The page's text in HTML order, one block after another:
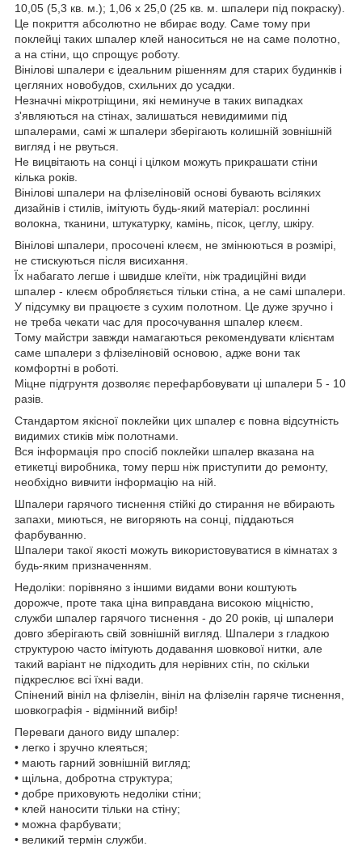
10,05 (5,3 кв. м.); 1,06 х 25,0 (25 кв. м. шпалери під покраску).
Це покриття абсолютно не вбирає воду. Саме тому при
поклейці таких шпалер клей наноситься не на саме полотно,
а на стіни, що спрощує роботу.
Вінілові шпалери є ідеальним рішенням для старих будинків і
цегляних новобудов, схильних до усадки.
Незначні мікротріщини, які неминуче в таких випадках
з'являються на стінах, залишаться невидимими під
шпалерами, самі ж шпалери зберігають колишній зовнішній
вигляд і не рвуться.
Не вицвітають на сонці і цілком можуть прикрашати стіни
кілька років.
Вінілові шпалери на флізеліновій основі бувають всіляких
дизайнів і стилів, імітують будь-який матеріал: рослинні
волокна, тканини, штукатурку, камінь, пісок, цеглу, шкіру.
Вінілові шпалери, просочені клеєм, не змінюються в розмірі,
не стискуються після висихання.
Їх набагато легше і швидше клеїти, ніж традиційні види
шпалер - клеєм обробляється тільки стіна, а не самі шпалери.
У підсумку ви працюєте з сухим полотном. Це дуже зручно і
не треба чекати час для просочування шпалер клеєм.
Тому майстри завжди намагаються рекомендувати клієнтам
саме шпалери з флізеліновій основою, адже вони так
комфортні в роботі.
Міцне підгрунтя дозволяє перефарбовувати ці шпалери 5 - 10
разів.
Стандартом якісної поклейки цих шпалер є повна відсутність
видимих стиків між полотнами.
Вся інформація про спосіб поклейки шпалер вказана на
етикетці виробника, тому перш ніж приступити до ремонту,
необхідно вивчити інформацію на ній.
Шпалери гарячого тиснення стійкі до стирання не вбирають
запахи, миються, не вигоряють на сонці, піддаються
фарбуванню.
Шпалери такої якості можуть використовуватися в кімнатах з
будь-яким призначенням.
Недоліки: порівняно з іншими видами вони коштують
дорожче, проте така ціна виправдана високою міцністю,
служби шпалер гарячого тиснення - до 20 років, ці шпалери
довго зберігають свій зовнішній вигляд. Шпалери з гладкою
структурою часто імітують додавання шовкової нитки, але
такий варіант не підходить для нерівних стін, по скільки
підкреслює всі їхні вади.
Спінений вініл на флізелін, вініл на флізелін гаряче тиснення,
шовкографія - відмінний вибір!
Переваги даного виду шпалер:
• легко і зручно клеяться;
• мають гарний зовнішній вигляд;
• щільна, добротна структура;
• добре приховують недоліки стіни;
• клей наносити тільки на стіну;
• можна фарбувати;
• великий термін служби.